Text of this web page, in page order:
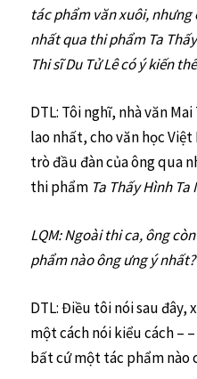
tác phẩm văn xuôi,
nhất qua thi phẩm Ta
Thi sĩ Du Tử Lê có ý kiến
DTL: Tôi nghĩ, nhà văn
lao nhất, cho văn học
trò đầu đàn của ông qua
thi phẩm Ta Thấy Hình
LQM: Ngoài thi ca, ông
phẩm nào ông ưng ý nhất?
DTL: Điều tôi nói sau đây,
một cách nói kiểu cách –
bất cứ một tác phẩm nào